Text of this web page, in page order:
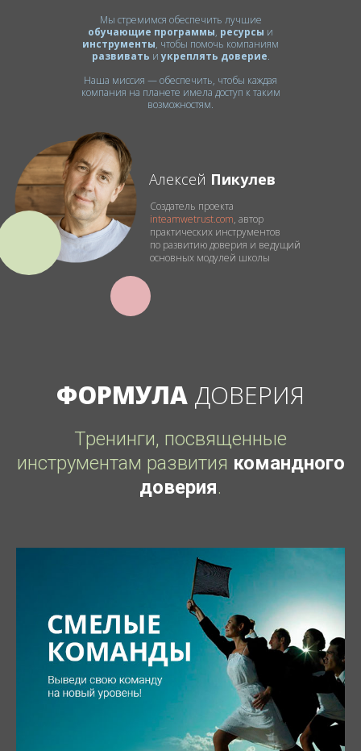
Алексей Пикулев
Мы стремимся обеспечить лучшие
обучающие программы, ресурсы и
инструменты, чтобы помочь компаниям
развивать иукреплять доверие.
Наша миссия — обеспечить, чтобы каждая
компания на планете имела доступ к таким
возможностям.
Создатель проекта
inteamwetrust.com, автор
практических инструментов
по развитию доверия и ведущий
основных модулей школы
ФОРМУЛА ДОВЕРИЯ
Тренинги, посвященные
инструментам развития командного
доверия.